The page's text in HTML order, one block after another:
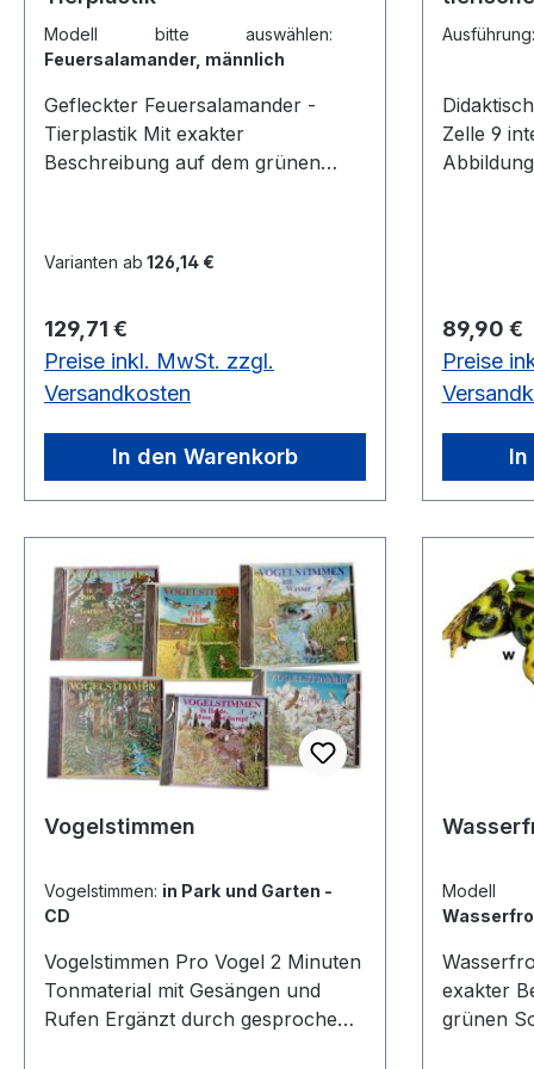
Modell bitte auswählen:
Feuersalamander, männlich
Gefleckter Feuersalamander -
Tierplastik Mit exakter
Beschreibung auf dem grünen
Salamandra s. salamandra Höhe
Gewicht 0,2 kg Gefleckter
Feuersalamander, Weibchen,
Salamandra s. salamandra Höhe
Gewicht 0,2 kgaus SOMSO-Plast®
Varianten ab 126,14 €
Regulärer Preis:
129,71 €
Preise inkl. MwSt. zzgl.
Versandkosten
In den Warenkorb
Ausführung:
Didaktische
Zelle 9 interaktive Übungen, 37
ihre
sind
die
Film
und
Laufzeit -
37
Lizenz
Schulen
Medium
Regulärer
89,90 €
Preise
In
Vogelstimmen
Vogelstimmen: in Park und Garten -
CD
Vogelstimmen Pro Vogel 2 Minuten
Tonmaterial mit Gesängen und
Rufen Ergänzt durch gesprochene
Modell
exakter
grünen